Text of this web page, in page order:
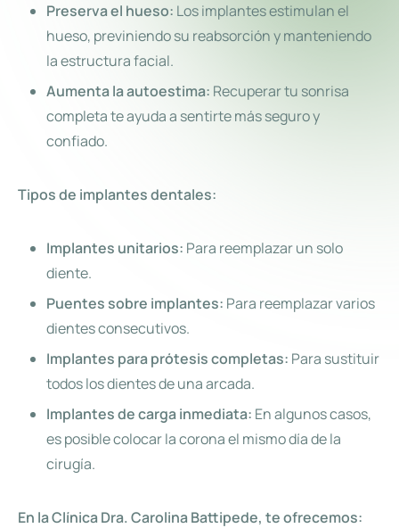
Preserva el hueso: Los implantes estimulan el
hueso, previniendo su reabsorción y manteniendo
la estructura facial.
Aumenta la autoestima: Recuperar tu sonrisa
completa te ayuda a sentirte más seguro y
confiado.
Tipos de implantes dentales:
Implantes unitarios: Para reemplazar un solo
diente.
Puentes sobre implantes: Para reemplazar varios
dientes consecutivos.
Implantes para prótesis completas: Para sustituir
todos los dientes de una arcada.
Implantes de carga inmediata: En algunos casos,
es posible colocar la corona el mismo día de la
cirugía.
En la Clínica Dra. Carolina Battipede, te ofrecemos: